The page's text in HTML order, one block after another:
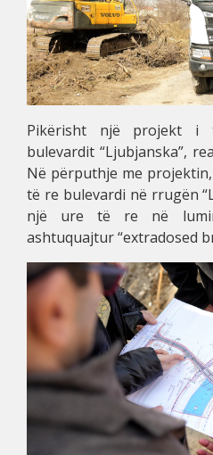
Pikërisht një projekt i
bulevardit “Ljubjanska”,
Në përputhje me
të re bulevardi në rrugën
një ure të re në
ashtuquajtur “extradosed